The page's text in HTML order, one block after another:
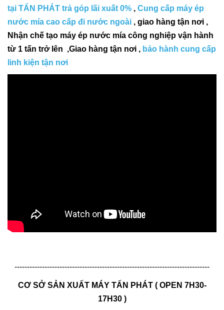
tại TẤN PHÁT trả góp lãi xuất 0% , Cung cấp máy ép
nước mía cao cấp đi nước ngoài , giao hàng tận nơi ,
Nhận chế tạo máy ép nước mía công nghiệp vận hành
từ 1 tấn trở lên ,Giao hàng tận nơi , bảo hành cung cấp
linh kiện tận nơi
------------------------------------------------------------------------------
CƠ SỞ SẢN XUẤT MÁY TẤN PHÁT ( OPEN 7H30-
17H30 )